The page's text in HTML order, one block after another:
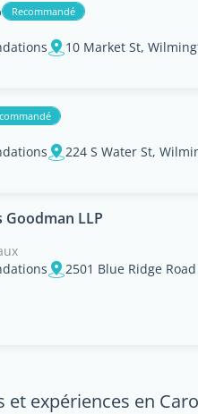
Recommandé
10 Market St,
224 S Water St,
Goodman LLP
2501 Blue Ridge
et expériences en